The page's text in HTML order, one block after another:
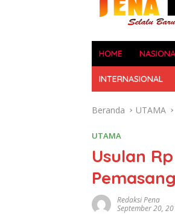
HOME
INTERNASIONAL
Beranda UTAMA
UTAMA
Usulan
Redaksi Pena
September 20,